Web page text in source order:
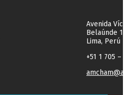
Avenida
Belaúnde
Lima, Perú
+51 1 705 –